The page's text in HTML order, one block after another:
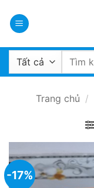
qua
dung
Tìm
Trang chủ /
-17%